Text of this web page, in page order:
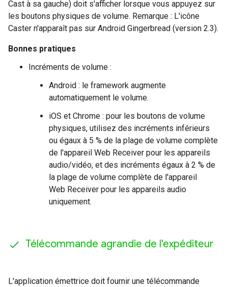
Cast à sa gauche) doit s'afficher lorsque vous appuyez sur
les boutons physiques de volume. Remarque : L'icône
Caster n'apparaît pas sur Android Gingerbread (version 2.3).
Bonnes pratiques
Incréments de volume :
Android : le framework augmente
automatiquement le volume.
iOS et Chrome : pour les boutons de volume
physiques, utilisez des incréments inférieurs
ou égaux à 5 % de la plage de volume complète
de l'appareil Web Receiver pour les appareils
audio/vidéo, et des incréments égaux à 2 % de
la plage de volume complète de l'appareil
Web Receiver pour les appareils audio
uniquement.
Télécommande agrandie de l'expéditeur
L'application émettrice doit fournir une télécommande